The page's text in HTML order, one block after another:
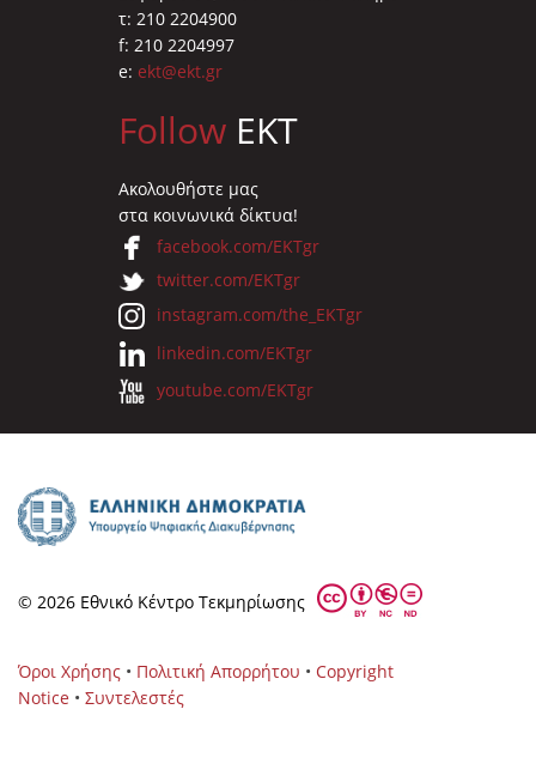
τ: 210 2204900
f: 210 2204997
e: ekt@ekt.gr
Follow EKT
Ακολουθήστε μας
στα κοινωνικά δίκτυα!
facebook.com/EKTgr
twitter.com/EKTgr
instagram.com/the_EKTgr
linkedin.com/EKTgr
youtube.com/EKTgr
© 2026 Eθνικό Κέντρο Τεκμηρίωσης
Όροι Χρήσης • Πολιτική Απορρήτου • Copyright
Notice • Συντελεστές